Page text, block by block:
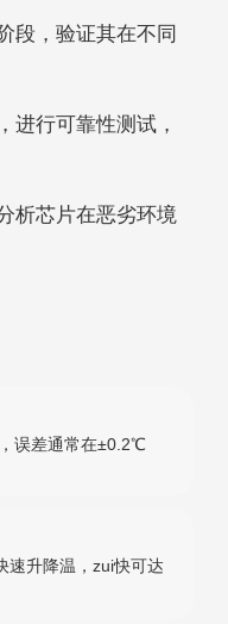
段，验证其在不同
进⾏可靠性测试，
析芯⽚在恶劣环境
误差通常在±0.2℃
速升降温，zui快可达